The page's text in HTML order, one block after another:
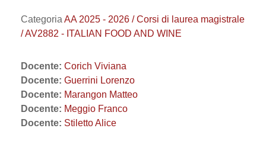
Categoria AA 2025 - 2026 / Corsi di laurea magistrale
/ AV2882 - ITALIAN FOOD AND WINE
Docente: Corich Viviana
Docente: Guerrini Lorenzo
Docente: Marangon Matteo
Docente: Meggio Franco
Docente: Stiletto Alice